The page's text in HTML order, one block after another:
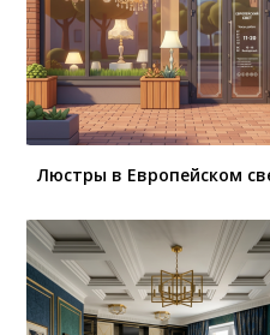
Люстры в Европейском